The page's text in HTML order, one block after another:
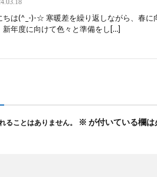
ちは(^_-)-☆ 寒暖差を繰り返しながら、春
新年度に向けて色々と準備をし[…]
ることはありません。 ※ が付いている欄